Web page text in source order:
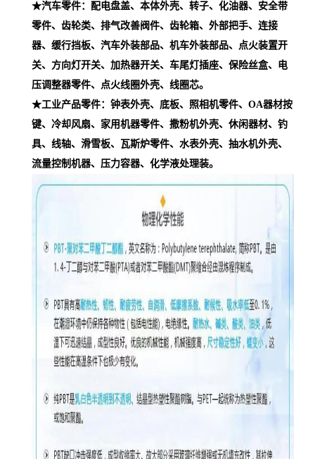
★汽车零件：配电盘盖、本体外壳、转子、化油器、安全带
零件、齿轮类、排气改善阀件、齿轮箱、外部把手、连接
器、缓行挡板、汽车外装部品、机车外装部品、点火装置开
关、方向灯开关、加热器开关、车尾灯插座、保险丝盒、电
压调整器零件、点火线圈外壳、线圈芯。
★工业产品零件：钟表外壳、底板、照相机零件、OA器材按
键、冷却风扇、家用机器零件、撒粉机外壳、休闲器材、钓
具、线轴、滑雪板、瓦斯炉零件、水表外壳、抽水机外壳、
流量控制机器、压力容器、化学液处理装。